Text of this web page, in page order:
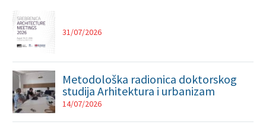
31/07/2026
Metodološka radionica doktorskog
studija Arhitektura i urbanizam
14/07/2026